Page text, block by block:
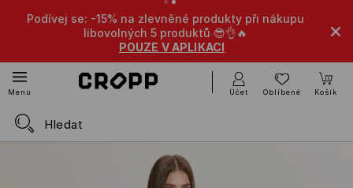
-10% na
-15% na zlevněné produkty při nákupu
libovolných 5 produktů 😎👌🔥
POUZE V APLIKACI
Menu Účet Oblíbené Košík